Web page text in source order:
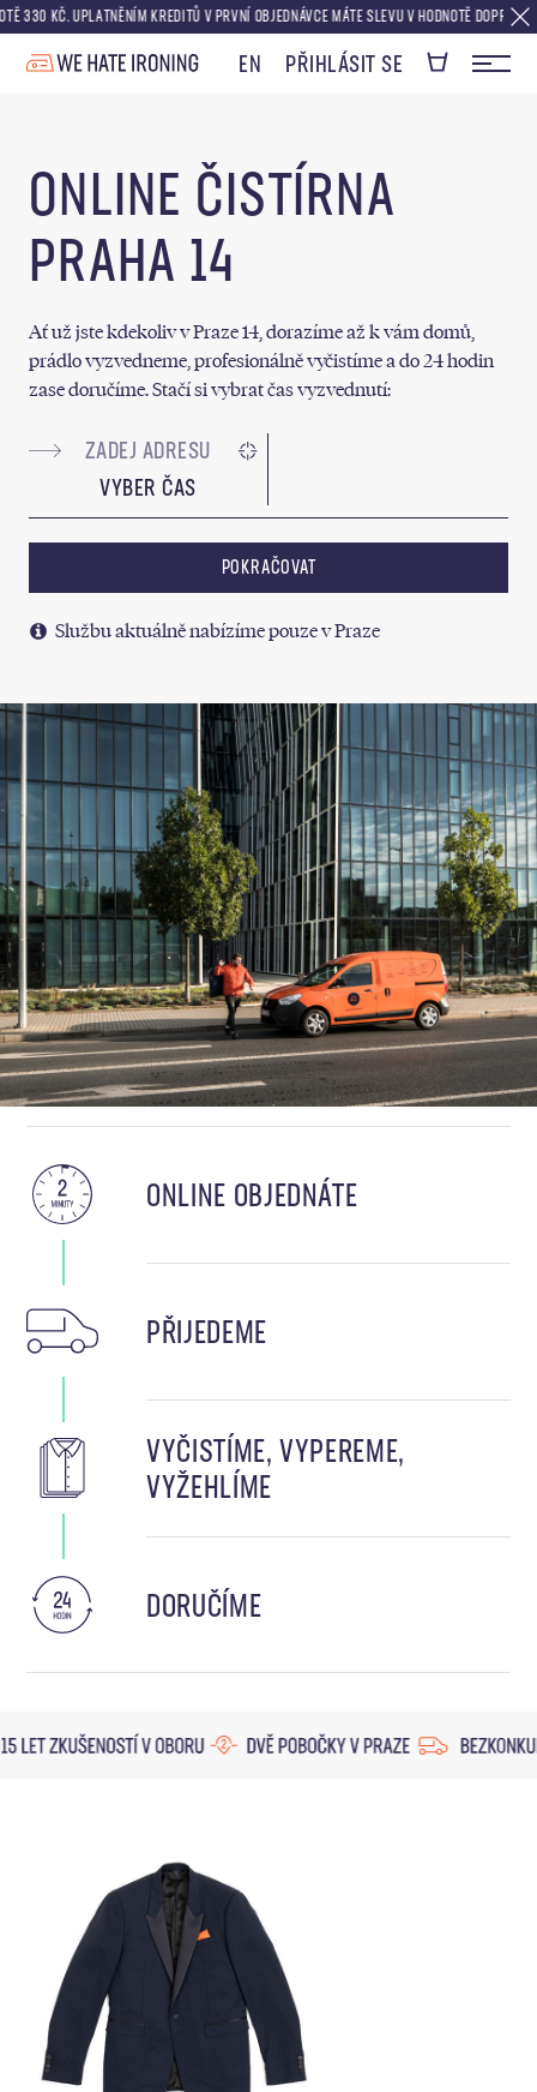
UPLATNĚNÍM KREDITŮ V PRVNÍ OBJEDNÁVCE MÁTE SLEVU V HODNOTĚ DOPRAVY
EN PŘIHLÁSIT SE
ONLINE ČISTÍRNA
PRAHA 14
Ať už jste kdekoliv v Praze 14, dorazíme až k vám domů,
prádlo vyzvedneme, profesionálně vyčistíme a do 24 hodin
zase doručíme. Stačí si vybrat čas vyzvednutí:
VYBER ČAS
POKRAČOVAT
Službu aktuálně nabízíme pouze v Praze
ONLINE OBJEDNÁTE
PŘIJEDEME
VYČISTÍME, VYPEREME,
VYŽEHLÍME
DORUČÍME